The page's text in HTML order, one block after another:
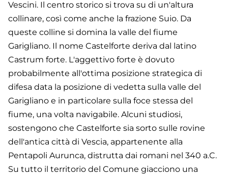
Vescini. Il centro storico si trova su di un'altura
collinare, così come anche la frazione Suio. Da
queste colline si domina la valle del fiume
Garigliano. Il nome Castelforte deriva dal latino
Castrum forte. L'aggettivo forte è dovuto
probabilmente all'ottima posizione strategica di
difesa data la posizione di vedetta sulla valle del
Garigliano e in particolare sulla foce stessa del
fiume, una volta navigabile. Alcuni studiosi,
sostengono che Castelforte sia sorto sulle rovine
dell'antica città di Vescia, appartenente alla
Pentapoli Aurunca, distrutta dai romani nel 340 a.C.
Su tutto il territorio del Comune giacciono una